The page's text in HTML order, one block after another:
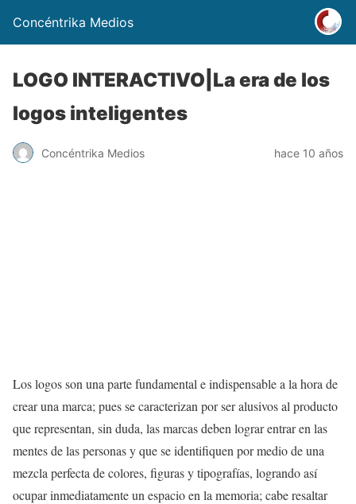
Concéntrika Medios
LOGO INTERACTIVO|La era de los
logos inteligentes
Concéntrika Medios hace 10 años
Los logos son una parte fundamental e indispensable a la hora de
crear una marca; pues se caracterizan por ser alusivos al producto
que representan, sin duda, las marcas deben lograr entrar en las
mentes de las personas y que se identifiquen por medio de una
mezcla perfecta de colores, figuras y tipografías, logrando así
ocupar inmediatamente un espacio en la memoria; cabe resaltar